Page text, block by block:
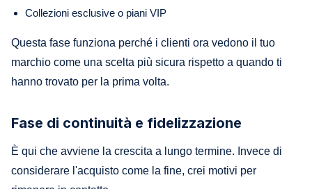
Collezioni esclusive o piani VIP
Questa fase funziona perché i clienti ora vedono il tuo
marchio come una scelta più sicura rispetto a quando ti
hanno trovato per la prima volta.
Fase di continuità e fidelizzazione
È qui che avviene la crescita a lungo termine. Invece di
considerare l'acquisto come la fine, crei motivi per